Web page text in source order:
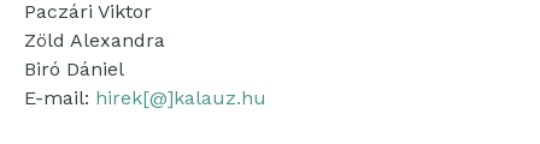
Paczári Viktor
Zöld Alexandra
Biró Dániel
E-mail: hirek[@]kalauz.hu